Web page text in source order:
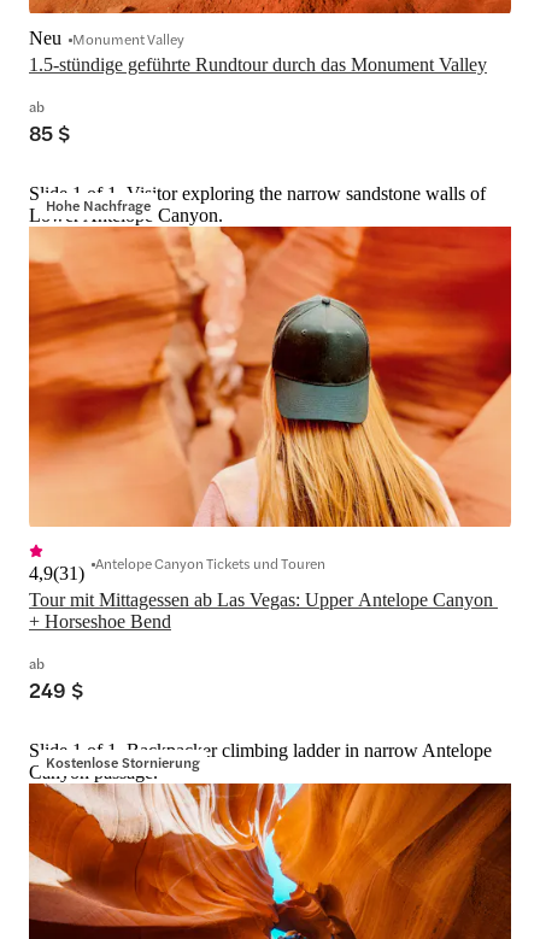
1.5-stündige geführte Rundtour durch das Monument Valley
Neu Monument Valley
ab
85 $
Hohe Nachfrage
Slide 1 of 1, Visitor exploring the narrow sandstone walls of
Lower Antelope Canyon.
Tour mit Mittagessen ab Las Vegas: Upper Antelope Canyon
+ Horseshoe Bend
4,9(31) Antelope Canyon Tickets und Touren
ab
249 $
Kostenlose Stornierung
Slide 1 of 1, Backpacker climbing ladder in narrow Antelope
Canyon passage.